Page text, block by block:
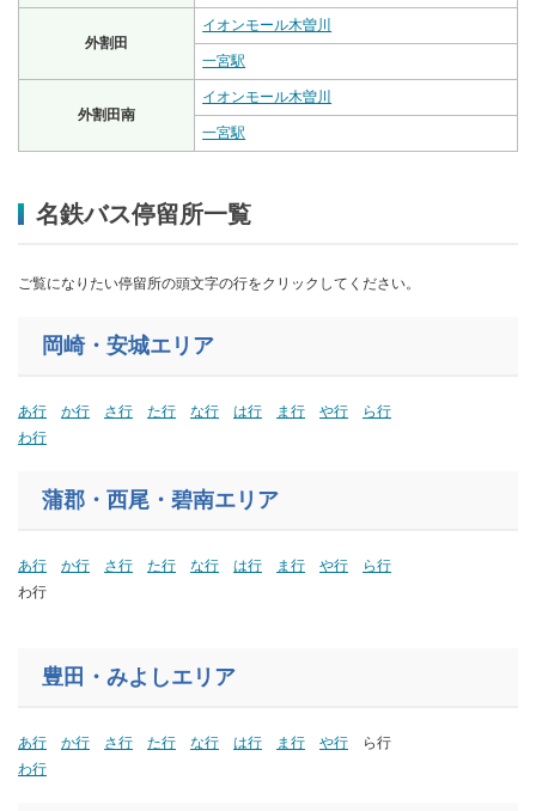
外割田
イオンモール木曽川
一宮駅
外割田南
イオンモール木曽川
一宮駅
名鉄バス停留所一覧
ご覧になりたい停留所の頭文字の行をクリックしてください。
岡崎・安城エリア
あ行 か行 さ行 た行 な行 は行 ま行 や行
ら行
わ行
蒲郡 ・西尾・碧南エリア
あ行 か行 さ行 た行 な行 は行 ま行 や行
ら行
わ行
豊田・みよしエリア
あ行 か行 さ行 た行 な行 は行 ま行 や行 ら行
わ行